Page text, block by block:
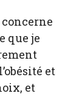
que je
et
et